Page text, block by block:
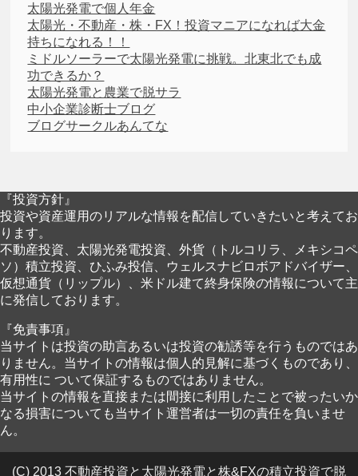
太陽光発電で個人年金
太陽光・不動産・株・FX！投資マニアになれば大金
持ちになれる！！
ミドルソーラーで太陽光発電に挑戦。北東北でも成
功できるか？
太陽光発電と農業で脱サラ
中小企業診断士ブログ
ブログサークルあんてな
『投資方針』
投資や資産運用のリアルな情報を配信していきたいと考えてお
ります。
不動産投資、太陽光発電投資、外貨（トルコリラ、メキシコペ
ソ）積立投資、ひふみ投信、ウェルスナビロボアドバイザー、
仮想通貨（リップル）、米ドル建て終身保険の情報について主
に発信しております。
『免責事項』
当サイトは投資の助言あるいは投資の勧誘等を行うものではあ
りません。当サイトの情報は個人的見解に基づくものであり、
有用性に ついて保証するものではありません。
当サイトの情報を直接または間接に利用したことで被ったいか
なる損害についても当サイト運営者は一切の責任を負いませ
ん。
(C) 2013 不動産投資と太陽光発電と株&FXの積立投資で脱